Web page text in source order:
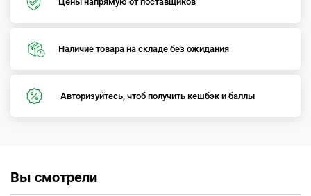
Наличие товара на складе без ожидания
Авторизуйтесь, чтоб получить кешбэк и баллы
Вы смотрели